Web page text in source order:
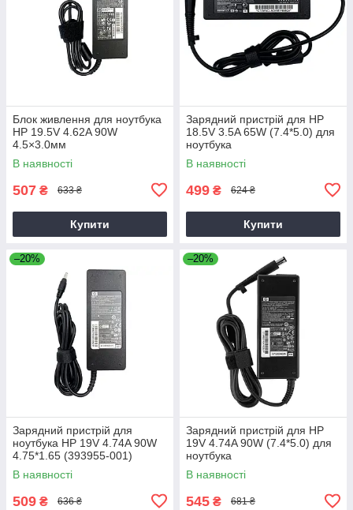
Блок живлення для ноутбука
HP 19.5V 4.62A 90W
4.5×3.0мм
В наявності
507 ₴ 633 ₴
Купити
Зарядний пристрій для HP
18.5V 3.5A 65W (7.4*5.0) для
ноутбука
В наявності
499 ₴ 624 ₴
Купити
–20%
Зарядний пристрій для
ноутбука HP 19V 4.74A 90W
4.75*1.65 (393955-001)
В наявності
509 ₴ 636 ₴
–20%
Зарядний пристрій для HP
19V 4.74A 90W (7.4*5.0) для
ноутбука
В наявності
545 ₴ 681 ₴